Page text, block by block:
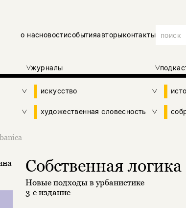
о насновостисобытияавторыконтакты
журналы
искусство
художественная словесность
Собственная логика
Новые подходы в урбанистике
3-е издание